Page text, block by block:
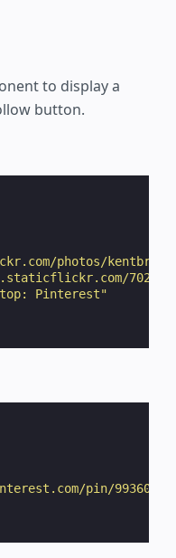
to display a
button.
photos/kentbrew/
7027/
Pinterest"
pin/